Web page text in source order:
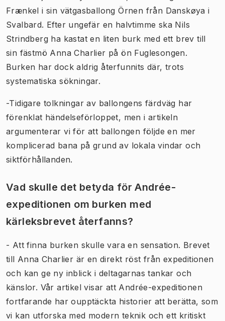
Frænkel i sin vätgasballong Örnen från Danskøya i
Svalbard. Efter ungefär en halvtimme ska Nils
Strindberg ha kastat en liten burk med ett brev till
sin fästmö Anna Charlier på ön Fuglesongen.
Burken har dock aldrig återfunnits där, trots
systematiska sökningar.
-Tidigare tolkningar av ballongens färdväg har
förenklat händelseförloppet, men i artikeln
argumenterar vi för att ballongen följde en mer
komplicerad bana på grund av lokala vindar och
siktförhållanden.
Vad skulle det betyda för Andrée-
expeditionen om burken med
kärleksbrevet återfanns?
- Att finna burken skulle vara en sensation. Brevet
till Anna Charlier är en direkt röst från expeditionen
och kan ge ny inblick i deltagarnas tankar och
känslor. Vår artikel visar att Andrée-expeditionen
fortfarande har oupptäckta historier att berätta, som
vi kan utforska med modern teknik och ett kritiskt